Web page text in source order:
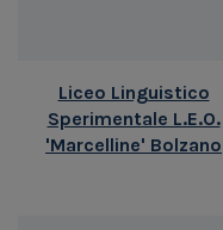
Liceo Linguistico
Sperimentale L.E.O.
'Marcelline' Bolzano